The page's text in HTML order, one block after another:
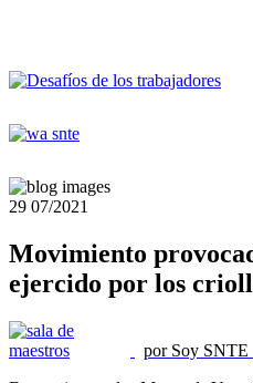
29 07/2021
Movimiento
ejercido por los
por Soy SNTE